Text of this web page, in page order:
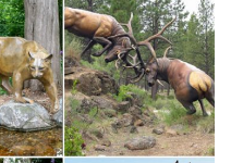
– Виды…
(от лат. decoro —
искусства,
изделий,
заново создаёт этот
художественного символа.